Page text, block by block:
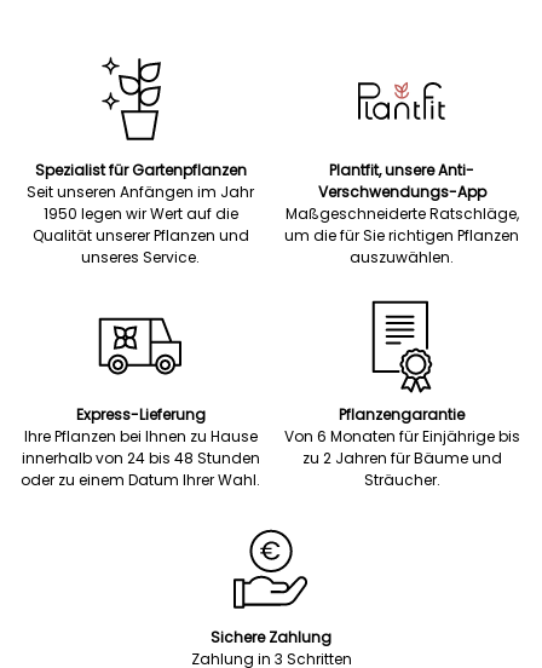
Spezialist für Gartenpflanzen
Seit unseren Anfängen im Jahr
1950 legen wir Wert auf die
Qualität unserer Pflanzen und
unseres Service.
Plantfit, unsere Anti-
Verschwendungs-App
Maßgeschneiderte Ratschläge,
um die für Sie richtigen Pflanzen
auszuwählen.
Express-Lieferung
Ihre Pflanzen bei Ihnen zu Hause
innerhalb von 24 bis 48 Stunden
oder zu einem Datum Ihrer Wahl.
Pflanzengarantie
Von 6 Monaten für Einjährige bis
zu 2 Jahren für Bäume und
Sträucher.
Sichere Zahlung
Zahlung in 3 Schritten